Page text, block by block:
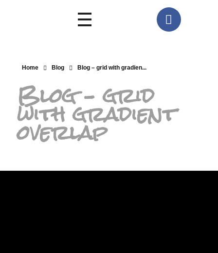
Home Blog Blog – grid with gradien...
Blog – grid
with gradient
overlap